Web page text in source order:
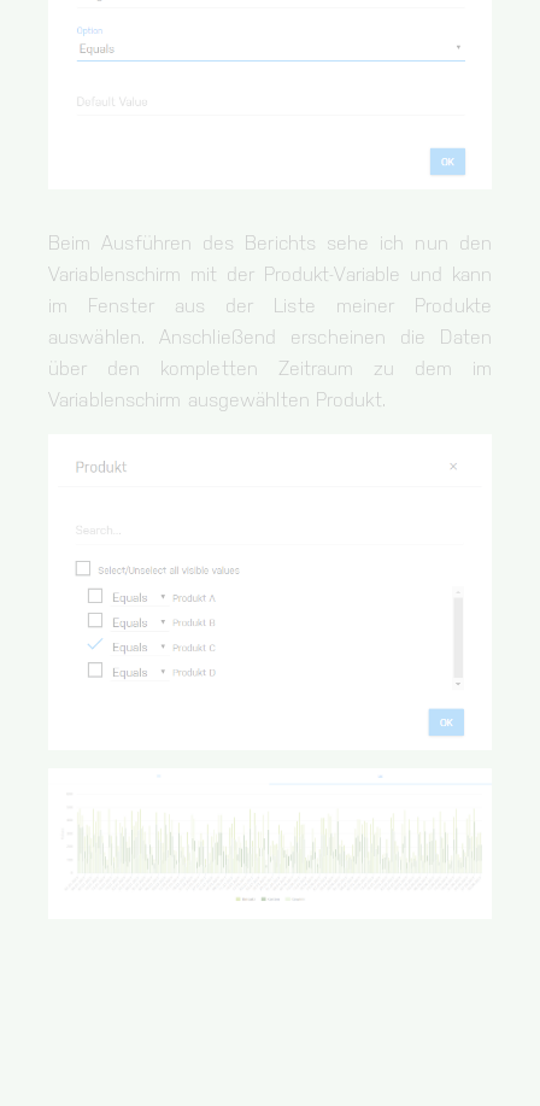
Beim Ausführen des Berichts sehe ich nun den
Variablenschirm mit der Produkt-Variable und kann
im Fenster aus der Liste meiner Produkte
auswählen. Anschließend erscheinen die Daten
über den kompletten Zeitraum zu dem im
Variablenschirm ausgewählten Produkt.